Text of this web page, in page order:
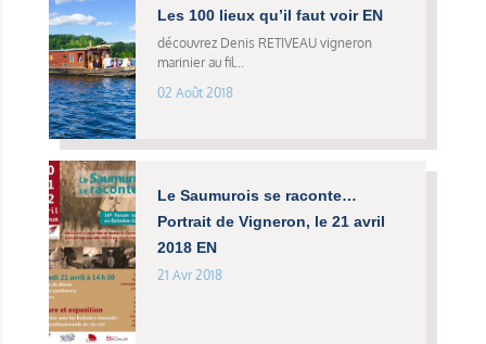
Les 100 lieux qu’il faut voir EN
découvrez Denis RETIVEAU vigneron
marinier au fil...
02 Août 2018
Le Saumurois se raconte…
Portrait de Vigneron, le 21 avril
2018 EN
21 Avr 2018